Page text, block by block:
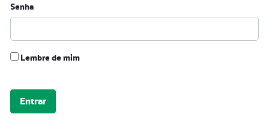
Senha
Lembre de mim
Entrar